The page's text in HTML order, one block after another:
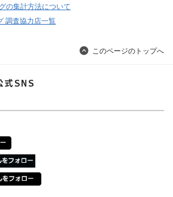
の集計方法について
調査協力店一覧
このページのトップへ